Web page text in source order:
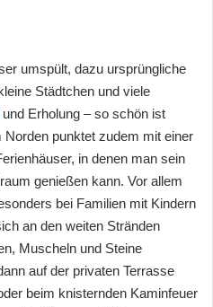
umspült, dazu ursprüngliche
Städtchen und viele
und Erholung – so schön ist
punktet zudem mit einer
in denen man sein
genießen kann. Vor allem
bei Familien mit Kindern
an den weiten Stränden
Muscheln und Steine
auf der privaten Terrasse
beim knisternden Kaminfeuer